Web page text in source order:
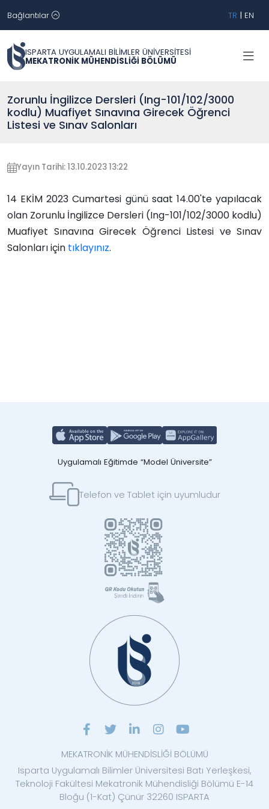
Bağlantılar TR | EN
ISPARTA UYGULAMALI BİLİMLER ÜNİVERSİTESİ
MEKATRONİK MÜHENDİSLİĞİ BÖLÜMÜ
Zorunlu İngilizce Dersleri (Ing-101/102/3000
kodlu) Muafiyet Sınavına Girecek Öğrenci
Listesi ve Sınav Salonları
Yayın Tarihi: 13.10.2023 13:22
14 EKİM 2023 Cumartesi günü saat 14.00'te yapılacak
olan Zorunlu İngilizce Dersleri (Ing-101/102/3000 kodlu)
Muafiyet Sınavına Girecek Öğrenci Listesi ve Sınav
Salonları için tıklayınız.
Uygulamalı Eğitimde “Model Üniversite”
Telefon ve Tablet için uyumludur
MEKATRONİK MÜHENDİSLİĞİ BÖLÜMÜ
Isparta Uygulamalı Bilimler Üniversitesi Batı Yerleşkesi,
Teknoloji Fakültesi Mekatronik Mühendisliği Bölümü E-14
Bloğu (1-Kat) Çünür 32260 ISPARTA